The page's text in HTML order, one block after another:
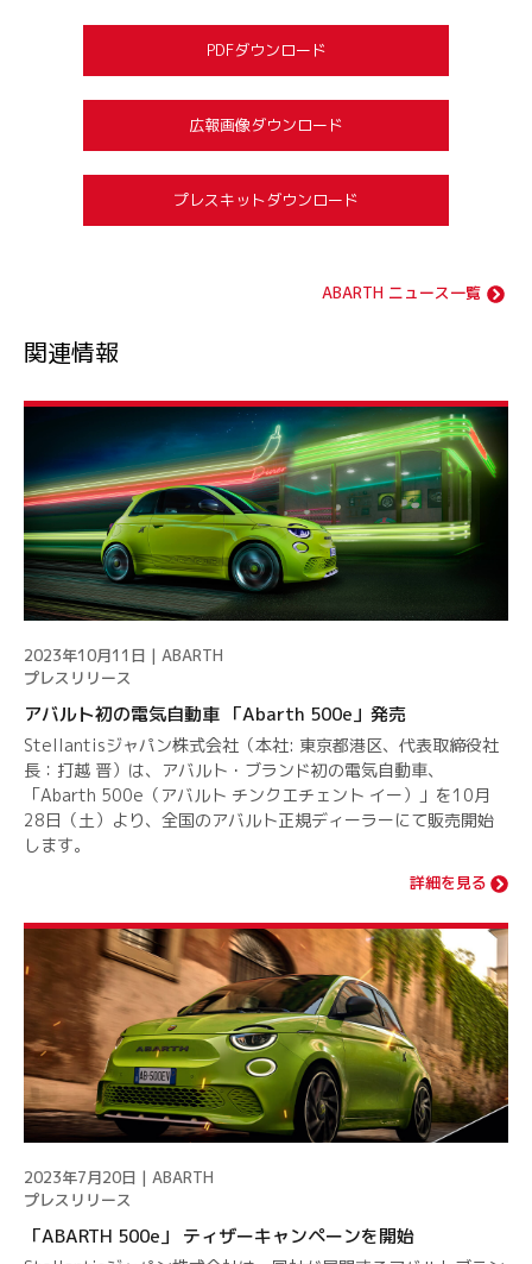
PDFダウンロード
広報画像ダウンロード
プレスキットダウンロード
ABARTH ニュース一覧
関連情報
2023年10月11日 | ABARTH
プレスリリース
アバルト初の電気自動車 「Abarth 500e」発売
Stellantisジャパン株式会社（本社: 東京都港区、代表取締役社
⻑：打越 晋）は、アバルト・ブランド初の電気自動車、
「Abarth 500e（アバルト チンクエチェント イー）」を10月
28日（土）より、全国のアバルト正規ディーラーにて販売開始
します。
詳細を見る
2023年7月20日 | ABARTH
プレスリリース
「ABARTH 500e」 ティザーキャンペーンを開始